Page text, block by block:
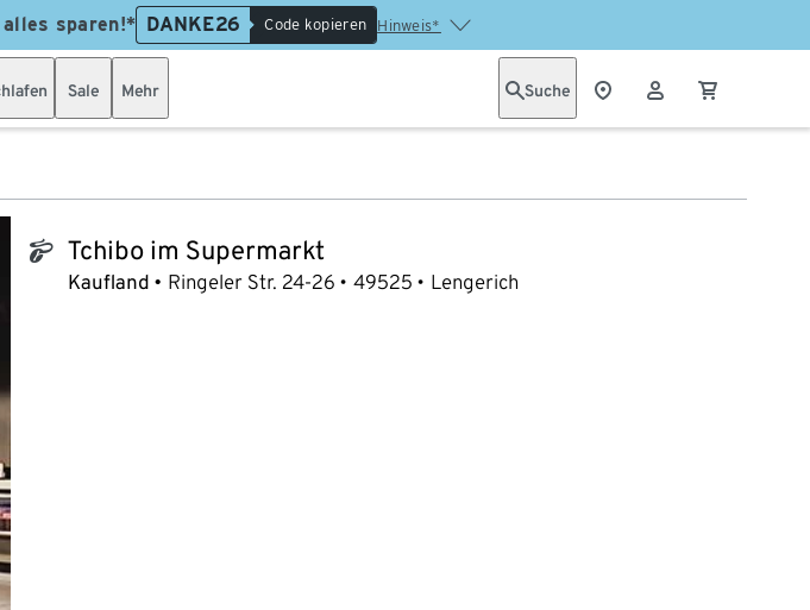
sparen!* DANKE26 Code kopieren Hinweis*
Sale Mehr Suche
tchibo_logo Tchibo im Supermarkt
Kaufland Ringeler Str. 24-26 49525 Lengerich